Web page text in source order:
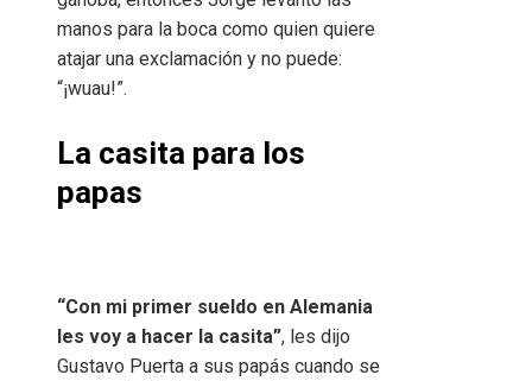
manos para la boca como quien quiere
atajar una exclamación y no puede:
“¡wuau!”.
La casita para los
papas
“Con mi primer sueldo en Alemania
les voy a hacer la casita”, les dijo
Gustavo Puerta a sus papás cuando se